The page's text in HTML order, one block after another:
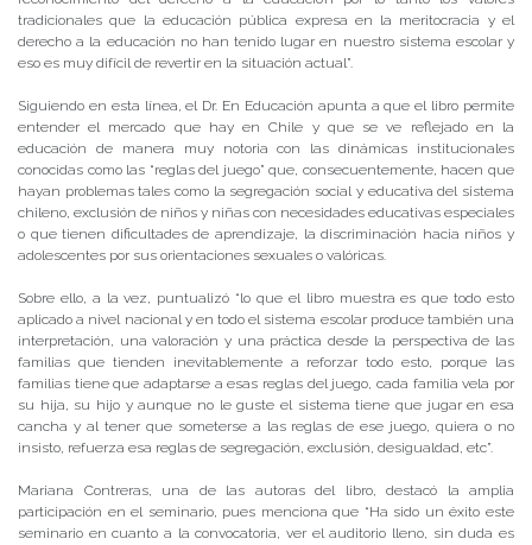
tradicionales que la educación pública expresa en la meritocracia y el
derecho a la educación no han tenido lugar en nuestro sistema escolar y
eso es muy difícil de revertir en la situación actual”.
Siguiendo en esta línea, el Dr. En Educación apunta a que el libro permite
entender el mercado que hay en Chile y que se ve reflejado en la
educación de manera muy notoria con las dinámicas institucionales
conocidas como las “reglas del juego” que, consecuentemente, hacen que
hayan problemas tales como la segregación social y educativa del sistema
chileno, exclusión de niños y niñas con necesidades educativas especiales
o que tienen dificultades de aprendizaje, la discriminación hacia niños y
adolescentes por sus orientaciones sexuales o valóricas.
Sobre ello, a la vez, puntualizó “lo que el libro muestra es que todo esto
aplicado a nivel nacional y en todo el sistema escolar produce también una
interpretación, una valoración y una práctica desde la perspectiva de las
familias que tienden inevitablemente a reforzar todo esto, porque las
familias tiene que adaptarse a esas reglas del juego, cada familia vela por
su hija, su hijo y aunque no le guste el sistema tiene que jugar en esa
cancha y al tener que someterse a las reglas de ese juego, quiera o no
insisto, refuerza esa reglas de segregación, exclusión, desigualdad, etc”.
Mariana Contreras, una de las autoras del libro, destacó la amplia
participación en el seminario, pues menciona que “Ha sido un éxito este
seminario en cuanto a la convocatoria, ver el auditorio lleno, sin duda es